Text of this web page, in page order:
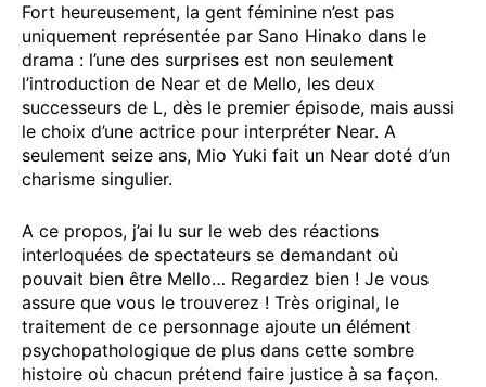
Fort heureusement, la gent féminine n’est pas
uniquement représentée par Sano Hinako dans le
drama : l’une des surprises est non seulement
l’introduction de Near et de Mello, les deux
successeurs de L, dès le premier épisode, mais aussi
le choix d’une actrice pour interpréter Near. A
seulement seize ans, Mio Yuki fait un Near doté d’un
charisme singulier.
A ce propos, j’ai lu sur le web des réactions
interloquées de spectateurs se demandant où
pouvait bien être Mello… Regardez bien ! Je vous
assure que vous le trouverez ! Très original, le
traitement de ce personnage ajoute un élément
psychopathologique de plus dans cette sombre
histoire où chacun prétend faire justice à sa façon.